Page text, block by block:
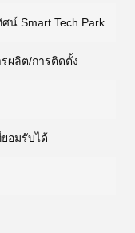
Smart Tech Park
ผลิต/การติดตั้ง
อมรับได้